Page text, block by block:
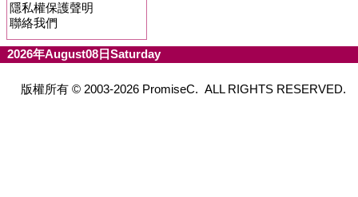
隱私權保護聲明
聯絡我們
2026年August08日Saturday
版權所有 © 2003-2026 PromiseC. ALL RIGHTS RESERVED.